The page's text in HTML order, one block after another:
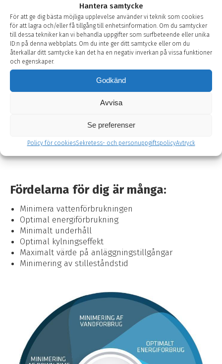
Hantera samtycke
För att ge dig bästa möjliga upplevelse använder vi teknik som cookies
för att lagra och/eller få tillgång till enhetsinformation. Om du samtycker
till dessa tekniker kan vi behandla uppgifter som surfbeteende eller unika
ID:n på denna webbplats. Om du inte ger ditt samtycke eller om du
återkallar ditt samtycke kan det ha en negativ inverkan på vissa funktioner
och egenskaper.
Godkänd
Avvisa
Se preferenser
Policy för cookiesSekretess- och personuppgiftspolicyAvtryck
Teknikerna i AdditiveCare-programmet kombineras
med Guldagers breda utbud av vattenreningssystem,
doserings- och kontrollutrustning, analys- och
laboratorietjänster samt vår omfattande
servicekatalog. Detta skapar en komplett lösning som
ger optimal drift av ditt kylsystem utan avbrott och
med optimal driftsekonomi.
Det är en helhetslösning där du får en enda
leverantör av system, utrustning, tillsatser, rådgivning
Kort och gott: En endakontakt.
Fördelarna för dig är många:
Minimera vattenförbrukningen
Optimal energiförbrukning
Minimalt underhåll
Optimal kylningseffekt
Maximalt värde på anläggningstillgångar
Minimering av stilleståndstid